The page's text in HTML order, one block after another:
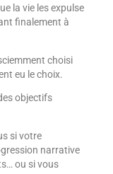
la vie les expulse
finalement à
choisi
eu le choix.
si votre
narrative
ou si vous